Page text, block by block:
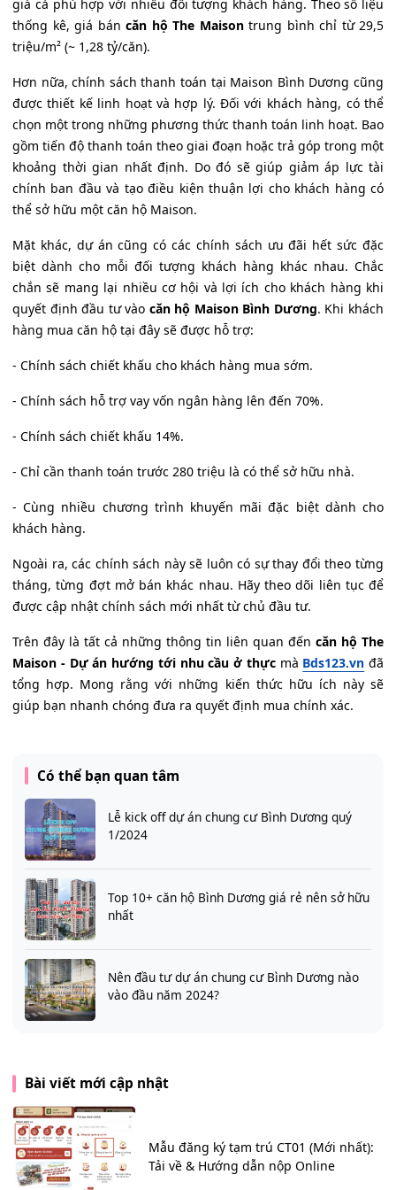
giá cả phù hợp với nhiều đối tượng khách hàng. Theo số liệu
thống kê, giá bán căn hộ The Maisontrung bình chỉ từ 29,5
triệu/m² (~ 1,28 tỷ/căn).
Hơn nữa, chính sách thanh toán tại Maison Bình Dương cũng
được thiết kế linh hoạt và hợp lý. Đối với khách hàng, có thể
chọn một trong những phương thức thanh toán linh hoạt. Bao
gồm tiến độ thanh toán theo giai đoạn hoặc trả góp trong một
khoảng thời gian nhất định. Do đó sẽ giúp giảm áp lực tài
chính ban đầu và tạo điều kiện thuận lợi cho khách hàng có
thể sở hữu một căn hộ Maison.
Mặt khác, dự án cũng có các chính sách ưu đãi hết sức đặc
biệt dành cho mỗi đối tượng khách hàng khác nhau. Chắc
chắn sẽ mang lại nhiều cơ hội và lợi ích cho khách hàng khi
quyết định đầu tư vào căn hộ Maison Bình Dương. Khi khách
hàng mua căn hộ tại đây sẽ được hỗ trợ:
- Chính sách chiết khấu cho khách hàng mua sớm.
- Chính sách hỗ trợ vay vốn ngân hàng lên đến 70%.
- Chính sách chiết khấu 14%.
- Chỉ cần thanh toán trước 280 triệu là có thể sở hữu nhà.
- Cùng nhiều chương trình khuyến mãi đặc biệt dành cho
khách hàng.
Ngoài ra, các chính sách này sẽ luôn có sự thay đổi theo từng
tháng, từng đợt mở bán khác nhau. Hãy theo dõi liên tục để
được cập nhật chính sách mới nhất từ chủ đầu tư.
Trên đây là tất cả những thông tin liên quan đến căn hộ The
Maison - Dự án hướng tới nhu cầu ở thựcmà Bds123.vn đã
tổng hợp. Mong rằng với những kiến thức hữu ích này sẽ
giúp bạn nhanh chóng đưa ra quyết định mua chính xác.
Có thể bạn quan tâm
Lễ kick off dự án chung cư Bình Dương quý
1/2024
Top 10+ căn hộ Bình Dương giá rẻ nên sở hữu
nhất
Nên đầu tư dự án chung cư Bình Dương nào
vào đầu năm 2024?
Bài viết mới cập nhật
Mẫu đăng ký tạm trú CT01 (Mới nhất):
Tải về & Hướng dẫn nộp Online